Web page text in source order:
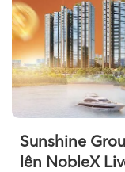
Sunshine
lên NobleX